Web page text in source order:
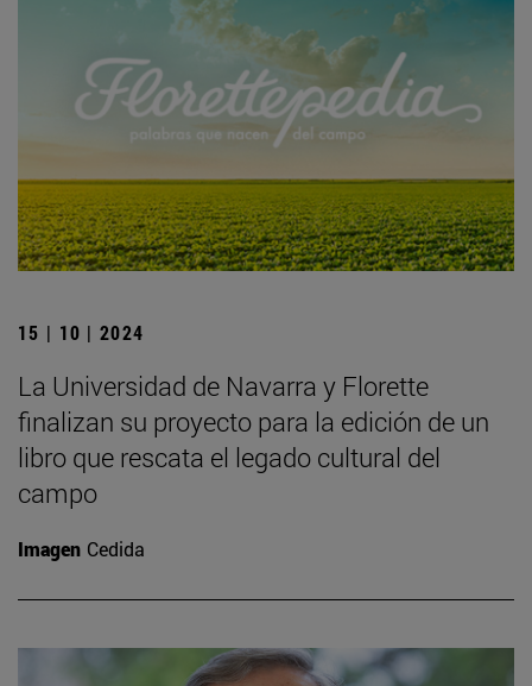
15 | 10 | 2024
La Universidad de Navarra y Florette
finalizan su proyecto para la edición de un
libro que rescata el legado cultural del
campo
Imagen Cedida